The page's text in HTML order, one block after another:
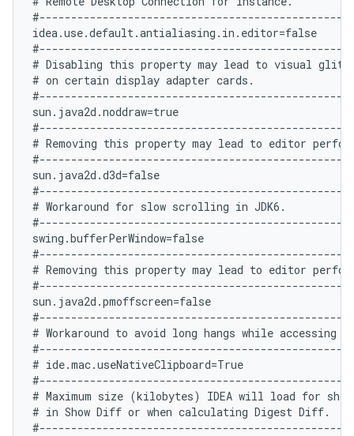
idea.use.default.antialiasing.in.editor=false
# Disabling this property may lead to visual
# on certain display adapter cards.
sun.java2d.noddraw=true
# Removing this property may lead to editor
sun.java2d.d3d=false
# Workaround for slow scrolling in JDK6.
swing.bufferPerWindow=false
# Removing this property may lead to editor
sun.java2d.pmoffscreen=false
# Workaround to avoid long hangs while accessing
# ide.mac.useNativeClipboard=True
# Maximum size (kilobytes) IDEA will load for
# in Show Diff or when calculating Digest Diff.